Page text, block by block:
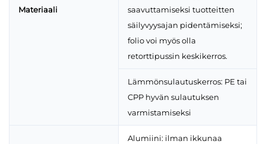
Materiaali
saavuttamiseksi tuotteitten
säilyvyysajan pidentämiseksi;
folio voi myös olla
retorttipussin keskikerros.
Lämmönsulautuskerros: PE tai
CPP hyvän sulautuksen
varmistamiseksi
Alumiini: ilman ikkunaa